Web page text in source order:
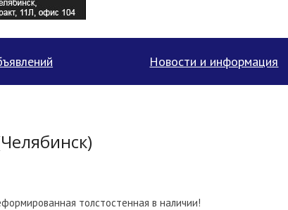
Новости и информация
толстостенная в наличии!